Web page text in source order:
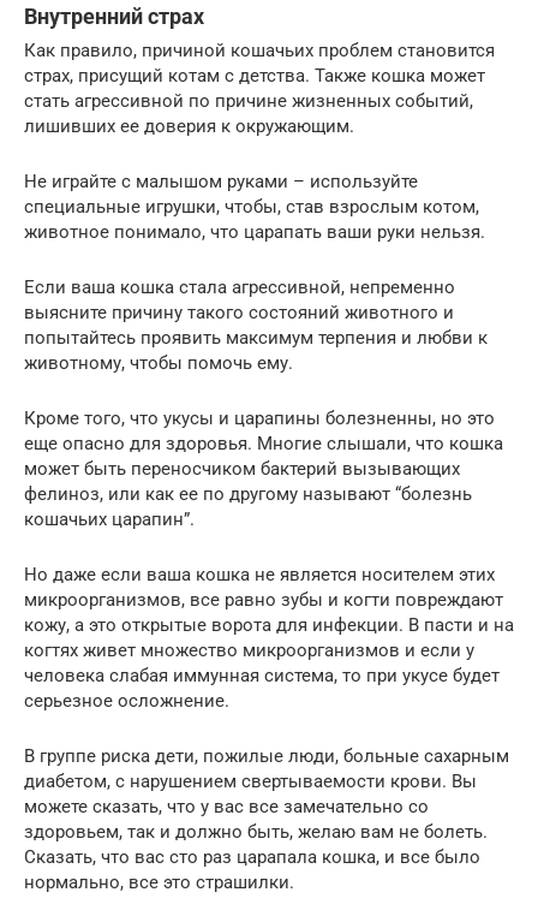
Внутренний страх
Как правило, причиной кошачьих проблем становится
страх, присущий котам с детства. Также кошка может
стать агрессивной по причине жизненных событий,
лишивших ее доверия к окружающим.
Не играйте с малышом руками – используйте
специальные игрушки, чтобы, став взрослым котом,
животное понимало, что царапать ваши руки нельзя.
Если ваша кошка стала агрессивной, непременно
выясните причину такого состояний животного и
попытайтесь проявить максимум терпения и любви к
животному, чтобы помочь ему.
Кроме того, что укусы и царапины болезненны, но это
еще опасно для здоровья. Многие слышали, что кошка
может быть переносчиком бактерий вызывающих
фелиноз, или как ее по другому называют “болезнь
кошачьих царапин”.
Но даже если ваша кошка не является носителем этих
микроорганизмов, все равно зубы и когти повреждают
кожу, а это открытые ворота для инфекции. В пасти и на
когтях живет множество микроорганизмов и если у
человека слабая иммунная система, то при укусе будет
серьезное осложнение.
В группе риска дети, пожилые люди, больные сахарным
диабетом, с нарушением свертываемости крови. Вы
можете сказать, что у вас все замечательно со
здоровьем, так и должно быть, желаю вам не болеть.
Сказать, что вас сто раз царапала кошка, и все было
нормально, все это страшилки.